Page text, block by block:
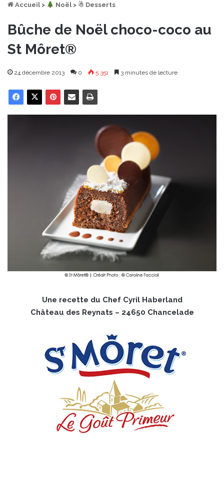
Accueil > ︎ Noël > ☃ Desserts
Bûche de Noël choco-coco au
St Môret®
24 décembre 2013 0 5 351 3 minutes de lecture
Une recette du Chef Cyril Haberland
Château des Reynats – 24650 Chancelade